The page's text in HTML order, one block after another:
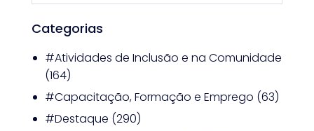
Categorias
#Atividades de Inclusão e na Comunidade
(164)
#Capacitação, Formação e Emprego (63)
#Destaque (290)